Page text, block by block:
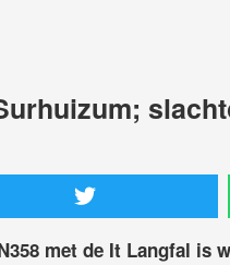
met de It Langfal is